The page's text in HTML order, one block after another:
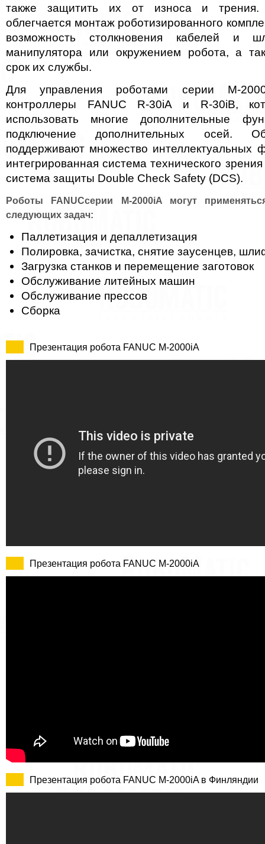
также защитить их от износа и трения.
облегчается монтаж роботизированного
возможность столкновения кабелей и
манипулятора или окружением робота, а
срок их службы.
Для управления роботами серии M-
контроллеры FANUC R-30iA и R-30iB,
использовать многие дополнительные
подключение дополнительных осей.
поддерживают множество интеллектуальных
интегрированная система технического
система защиты Double Check Safety (DCS).
Роботы FANUCсерии M-2000iA могут
следующих задач:
Паллетизация и депаллетизация
Полировка, зачистка, снятие заусенцев,
Загрузка станков и перемещение заготовок
Обслуживание литейных машин
Обслуживание прессов
Сборка
Презентация робота FANUC M-2000iA
Презентация робота FANUC M-2000iA
Презентация робота FANUC M-2000iA в Финляндии